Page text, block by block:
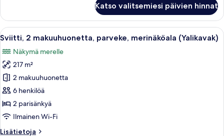
kuvat
suuri
parisänky
ja
osittainen
merinäköala
Katso valitsemiesi päivien hinnat
Avaa
kaikki
huonetyypin
Sviitti,
2
makuuhuonetta,
parveke,
merinäköala
Moderni olohuone, jossa on suuri
7
Sviitti, 2 makuuhuonetta, parveke, merinäköala (Yalikavak)
Näkymä merelle
217 m²
2 makuuhuonetta
6 henkilöä
2 parisänkyä
Ilmainen Wi-Fi
Lisätietoja
Lisätietoja